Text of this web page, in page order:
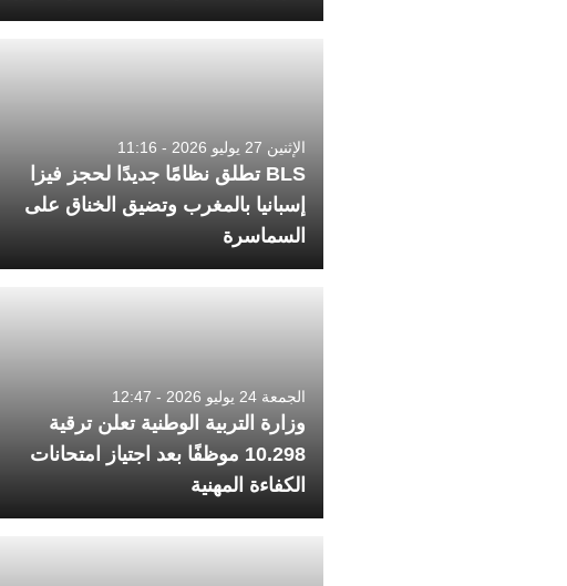
الإثنين 27 يوليو 2026 - 11:16
BLS تطلق نظامًا جديدًا لحجز فيزا
إسبانيا بالمغرب وتضيق الخناق على
السماسرة
الجمعة 24 يوليو 2026 - 12:47
وزارة التربية الوطنية تعلن ترقية
10.298 موظفًا بعد اجتياز امتحانات
الكفاءة المهنية